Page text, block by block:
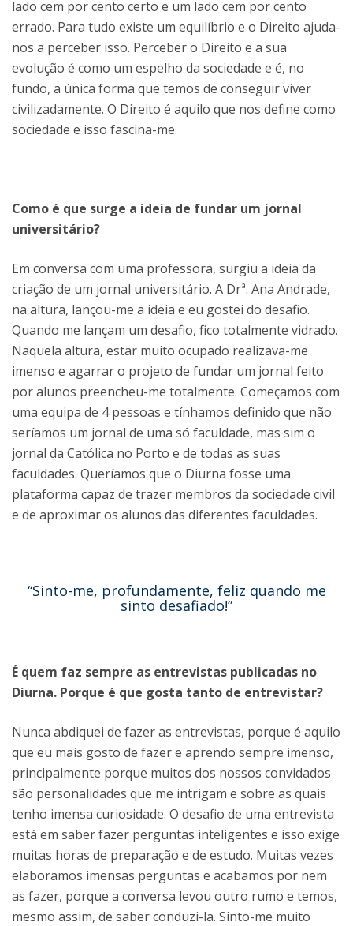
lado cem por cento certo e um lado cem por cento
errado. Para tudo existe um equilíbrio e o Direito ajuda-
nos a perceber isso. Perceber o Direito e a sua
evolução é como um espelho da sociedade e é, no
fundo, a única forma que temos de conseguir viver
civilizadamente. O Direito é aquilo que nos define como
sociedade e isso fascina-me.
Como é que surge a ideia de fundar um jornal
universitário?
Em conversa com uma professora, surgiu a ideia da
criação de um jornal universitário. A Drª. Ana Andrade,
na altura, lançou-me a ideia e eu gostei do desafio.
Quando me lançam um desafio, fico totalmente vidrado.
Naquela altura, estar muito ocupado realizava-me
imenso e agarrar o projeto de fundar um jornal feito
por alunos preencheu-me totalmente. Começamos com
uma equipa de 4 pessoas e tínhamos definido que não
seríamos um jornal de uma só faculdade, mas sim o
jornal da Católica no Porto e de todas as suas
faculdades. Queríamos que o Diurna fosse uma
plataforma capaz de trazer membros da sociedade civil
e de aproximar os alunos das diferentes faculdades.
“Sinto-me, profundamente, feliz quando me
sinto desafiado!”
É quem faz sempre as entrevistas publicadas no
Diurna. Porque é que gosta tanto de entrevistar?
Nunca abdiquei de fazer as entrevistas, porque é aquilo
que eu mais gosto de fazer e aprendo sempre imenso,
principalmente porque muitos dos nossos convidados
são personalidades que me intrigam e sobre as quais
tenho imensa curiosidade. O desafio de uma entrevista
está em saber fazer perguntas inteligentes e isso exige
muitas horas de preparação e de estudo. Muitas vezes
elaboramos imensas perguntas e acabamos por nem
as fazer, porque a conversa levou outro rumo e temos,
mesmo assim, de saber conduzi-la. Sinto-me muito